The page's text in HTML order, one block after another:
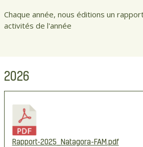
Chaque année, nous éditions un
activités de l'année
2026
Rapport-2025_Natagora-FAM.pdf